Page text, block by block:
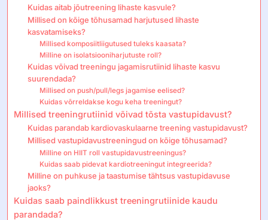
Kuidas aitab jõutreening lihaste kasvule?
Millised on kõige tõhusamad harjutused lihaste
kasvatamiseks?
Millised komposiitliigutused tuleks kaasata?
Milline on isolatsiooniharjutuste roll?
Kuidas võivad treeningu jagamisrutiinid lihaste kasvu
suurendada?
Millised on push/pull/legs jagamise eelised?
Kuidas võrreldakse kogu keha treeningut?
Millised treeningrutiinid võivad tõsta vastupidavust?
Kuidas parandab kardiovaskulaarne treening vastupidavust?
Millised vastupidavustreeningud on kõige tõhusamad?
Milline on HIIT roll vastupidavustreeningus?
Kuidas saab pidevat kardiotreeningut integreerida?
Milline on puhkuse ja taastumise tähtsus vastupidavuse
jaoks?
Kuidas saab paindlikkust treeningrutiinide kaudu
parandada?